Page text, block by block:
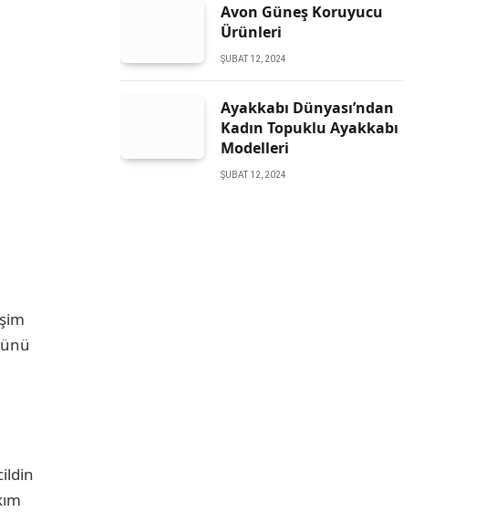
Avon Güneş Koruyucu
Ürünleri
ŞUBAT 12, 2024
Ayakkabı Dünyası’ndan
Kadın Topuklu Ayakkabı
Modelleri
ŞUBAT 12, 2024